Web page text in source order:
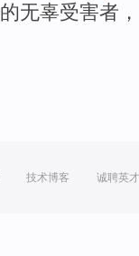
的无辜受害者
技术博客 诚聘英才